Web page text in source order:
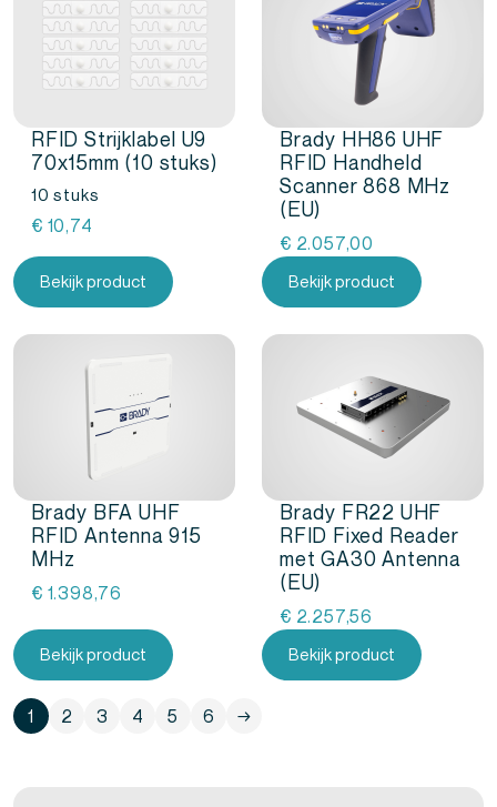
RFID Strijklabel U9
70x15mm (10 stuks)
10 stuks
€ 10,74
Bekijk product
Brady HH86 UHF
RFID Handheld
Scanner 868 MHz
(EU)
€ 2.057,00
Bekijk product
Brady BFA UHF
RFID Antenna 915
MHz
€ 1.398,76
Bekijk product
Brady FR22 UHF
RFID Fixed Reader
met GA30 Antenna
(EU)
€ 2.257,56
Bekijk product
1 2 3 4 5 6 →